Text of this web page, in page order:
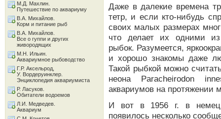
Даже в далекие времена
тетр, и если кто-нибудь
своих малых размерах
что делает их одними из
рыбок. Разумеется,
и хорошо знакомы даже
Такой рыбкой можно
неона Paracheirodon
аквариумов на протяжении
И вот в 1956 г. в
появилось несколько
М.Д. Махлин.
Путешествие по аквариуму
В.А. Михайлов.
Корм и питание рыб
В.А. Михайлов.
Все о гуппи и других
живородящих
М.Н. Ильин.
Аквариумное рыбоводство
Г.Р. Аксельрод,
У. Вордеруинклер.
Энциклопедия аквариумиста
Р. Ласуков.
Обитатели водоемов
Л.И. Медведев.
Аквариум